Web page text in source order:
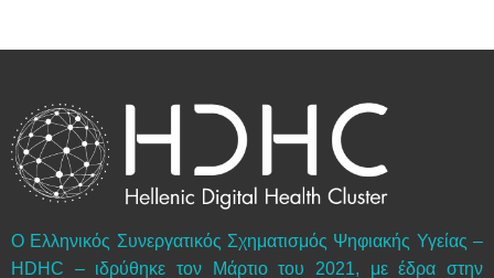
Ο Ελληνικός Συνεργατικός Σχηματισμός Ψηφιακής Υγείας –
HDHC – ιδρύθηκε τον Μάρτιο του 2021, με έδρα στην